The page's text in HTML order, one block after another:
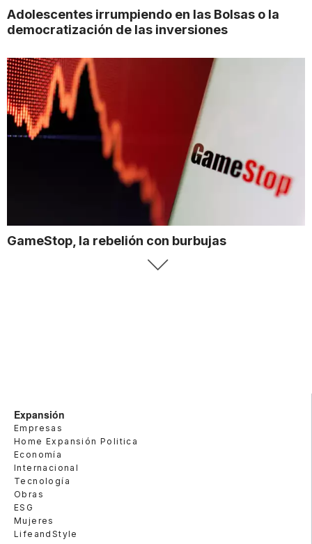
Adolescentes irrumpiendo en las Bolsas o la
democratización de las inversiones
GameStop, la rebelión con burbujas
Expansión
Empresas
Home Expansión Politica
Economía
Internacional
Tecnología
Obras
ESG
Mujeres
LifeandStyle